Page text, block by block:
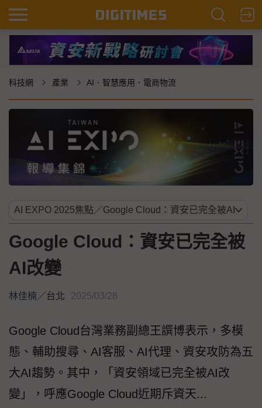
科技網 產業 AI．智慧應用．電商物流
Google Cloud：資安已完全被
AI改變
林佳楠 ／台北 2025/03/28
Google Cloud台灣業務副總王譔博表示，多模
態、輔助搜尋、AI客服、AI代理、資安攻防為五
大AI趨勢。其中，「資安領域已完全被AI改
變」，呼應Google Cloud近期斥資天...